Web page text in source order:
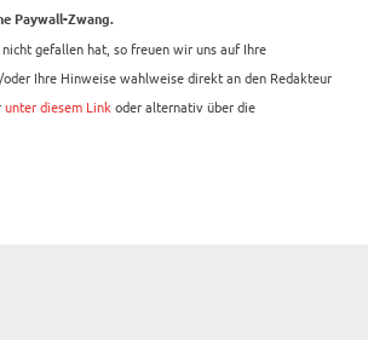
Paywall-Zwang.
gefallen hat, so freuen wir uns auf Ihre
Ihre Hinweise wahlweise direkt an den Redakteur
unter diesem Link oder alternativ über die